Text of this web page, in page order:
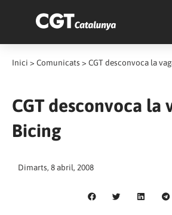
Inici > Comunicats > CGT desconvoca la
CGT desconvoca la
Bicing
Dimarts, 8 abril, 2008